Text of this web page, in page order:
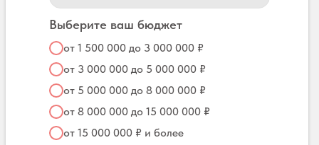
Выберите ваш бюджет
от 1 500 000 до 3 000 000 ₽
от 3 000 000 до 5 000 000 ₽
от 5 000 000 до 8 000 000 ₽
от 8 000 000 до 15 000 000 ₽
от 15 000 000 ₽ и более